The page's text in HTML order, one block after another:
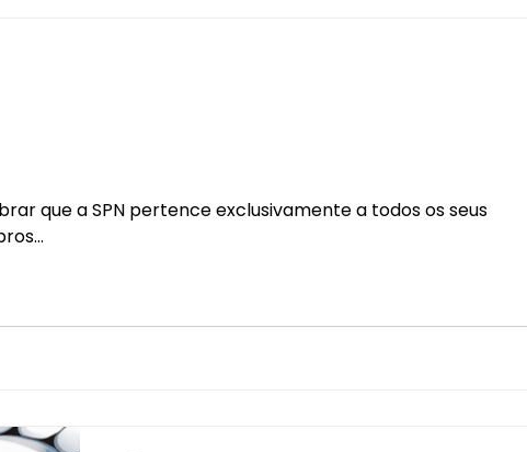
que a SPN pertence exclusivamente a todos os seus